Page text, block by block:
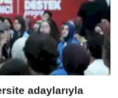
adaylarıyla